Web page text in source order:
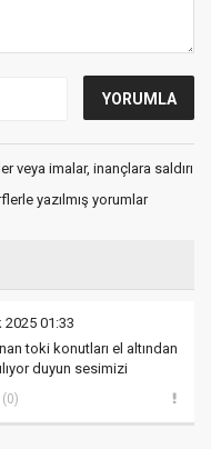
veya imalar, inançlara saldırı
yazılmış yorumlar
2025 01:33
toki konutları el altından
duyun sesimizi
(0)